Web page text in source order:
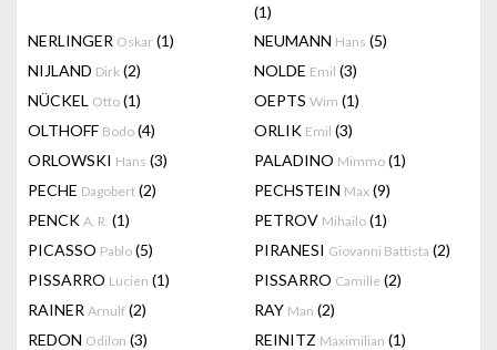
(1)
NERLINGER Oskar (1) NEUMANN Hans (5)
NIJLAND Dirk (2) NOLDE Emil (3)
NÜCKEL Otto (1) OEPTS Wim (1)
OLTHOFF Bodo (4) ORLIK Emil (3)
ORLOWSKI Hans (3) PALADINO Mimmo (1)
PECHE Dagobert (2) PECHSTEIN Max (9)
PENCK A. R. (1) PETROV Mihailo (1)
PICASSO Pablo (5) PIRANESI Giovanni Battista (2)
PISSARRO Lucien (1) PISSARRO Camille (2)
RAINER Arnulf (2) RAY Man (2)
REDON Odilon (3) REINITZ Maximilian (1)